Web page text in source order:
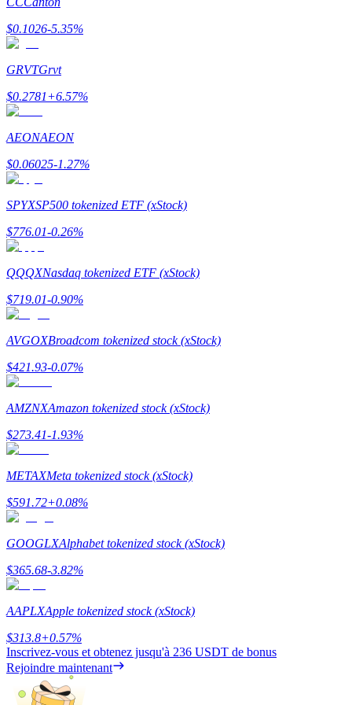
Cochon de puissance
Gagnez quotidiennement des récompenses compétitives
Jalonnement
Staking flexible pour gagner des jetons populaires
$0.1026-5.35%
GRVTGrvt
$0.2781+6.57%
AEONAEON
$0.06025-1.27%
SPYXSP500 tokenized ETF (xStock)
$776.01-0.26%
QQQXNasdaq tokenized ETF (xStock)
$719.01-0.90%
AVGOXBroadcom tokenized stock (xStock)
$421.93-0.07%
AMZNXAmazon tokenized stock (xStock)
$273.41-1.93%
METAXMeta tokenized stock (xStock)
$591.72+0.08%
GOOGLXAlphabet tokenized stock (xStock)
$365.68-3.82%
AAPLXApple tokenized stock (xStock)
$313.8+0.57%
Inscrivez-vous et obtenez jusqu'à 236 USDT de bonus
Rejoindre maintenant